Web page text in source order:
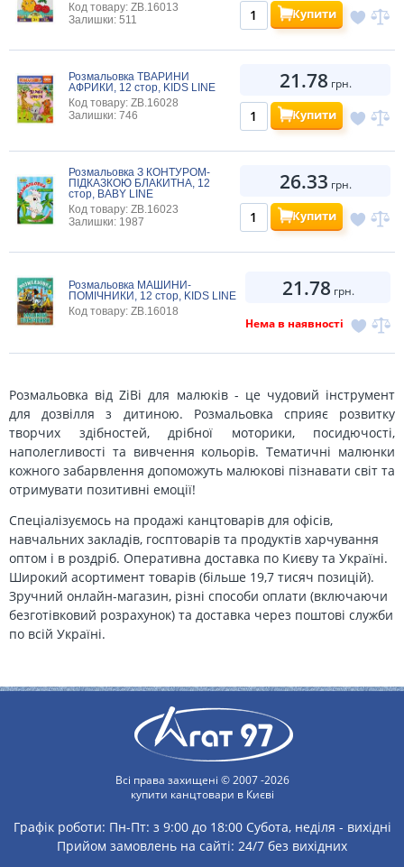
Код товару: ZB.16013
Залишки: 511
Купити
Розмальовка ТВАРИНИ
АФРИКИ, 12 стор, KIDS LINE
Код товару: ZB.16028
Залишки: 746
21.78 грн.
Купити
Розмальовка З КОНТУРОМ-
ПІДКАЗКОЮ БЛАКИТНА, 12
стор, BABY LINE
Код товару: ZB.16023
Залишки: 1987
26.33 грн.
Купити
Розмальовка МАШИНИ-
ПОМІЧНИКИ, 12 стор, KIDS LINE
Код товару: ZB.16018
21.78 грн.
Нема в наявності
Розмальовка від ZiBi для малюків - це чудовий інструмент
для дозвілля з дитиною. Розмальовка сприяє розвитку
творчих здібностей, дрібної моторики, посидючості,
наполегливості та вивчення кольорів. Тематичні малюнки
кожного забарвлення допоможуть малюкові пізнавати світ та
отримувати позитивні емоції!
Спеціалізуємось на продажі канцтоварів для офісів,
навчальних закладів, госптоварів та продуктів харчування
оптом і в роздріб. Оперативна доставка по Києву та Україні.
Широкий асортимент товарів (більше 19,7 тисяч позицій).
Зручний онлайн-магазин, різні способи оплати (включаючи
безготівковий розрахунок) та доставка через поштові служби
по всій Україні.
Всі права захищені © 2007 -2026
купити канцтовари в Києві
Графік роботи: Пн-Пт: з 9:00 до 18:00 Субота, неділя - вихідні
Прийом замовлень на сайті: 24/7 без вихідних